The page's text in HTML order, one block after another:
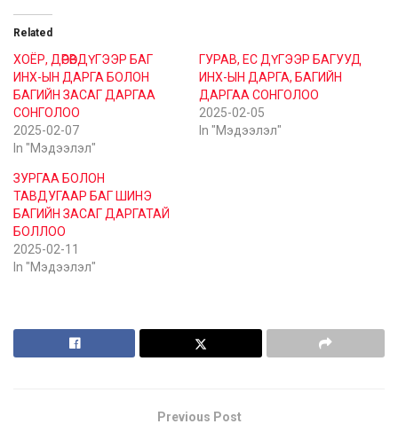
Related
ХОЁР, ДӨРӨВДҮГЭЭР БАГ
ИНХ-ЫН ДАРГА БОЛОН
БАГИЙН ЗАСАГ ДАРГАА
СОНГОЛОО
2025-02-07
In "Мэдээлэл"
ГУРАВ, ЕС ДҮГЭЭР БАГУУД
ИНХ-ЫН ДАРГА, БАГИЙН
ДАРГАА СОНГОЛОО
2025-02-05
In "Мэдээлэл"
ЗУРГАА БОЛОН
ТАВДУГААР БАГ ШИНЭ
БАГИЙН ЗАСАГ ДАРГАТАЙ
БОЛЛОО
2025-02-11
In "Мэдээлэл"
Previous Post